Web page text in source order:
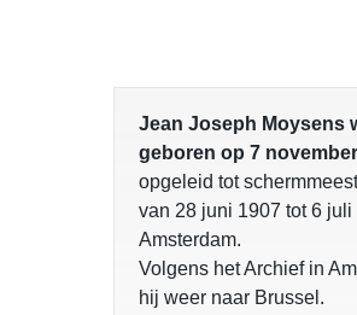
Jean Joseph Moysens
geboren op 7
opgeleid tot
van 28 juni 1907 tot 6 juli
Amsterdam.
Volgens het Archief in
hij weer naar Brussel.